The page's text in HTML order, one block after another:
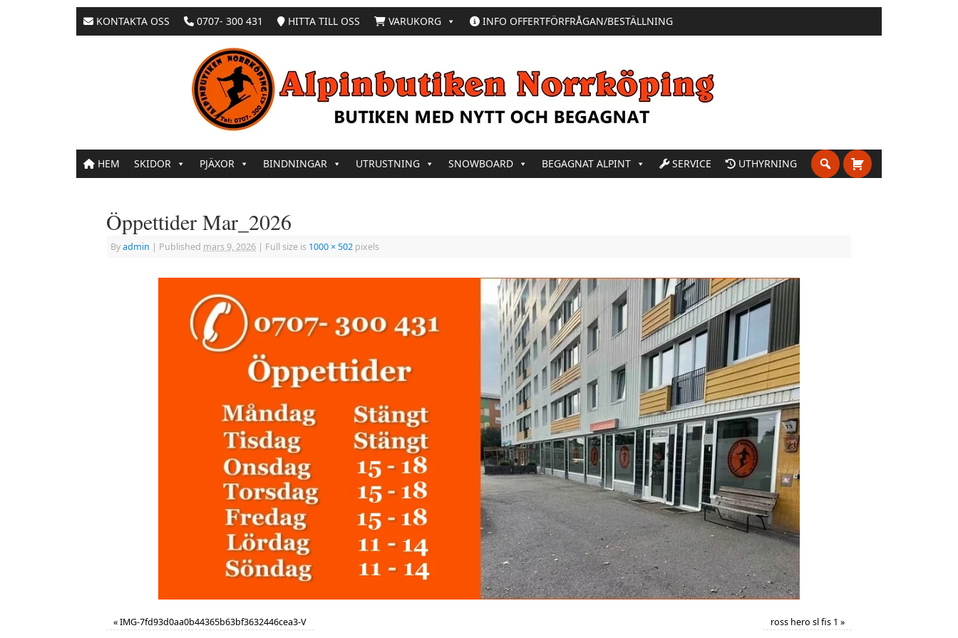
KONTAKTA OSS 0707- 300 431 HITTA TILL OSS VARUKORG INFO OFFERTFÖRFRÅGAN/BESTÄLLNING
HEM SKIDOR PJÄXOR BINDNINGAR UTRUSTNING SNOWBOARD BEGAGNAT ALPINT SERVICE UTHYRNING
Öppettider Mar_2026
Byadmin | Published mars 9, 2026 | Full size is 1000 × 502 pixels
«IMG-7fd93d0aa0b44365b63bf3632446cea3-V ross hero sl fis 1 »